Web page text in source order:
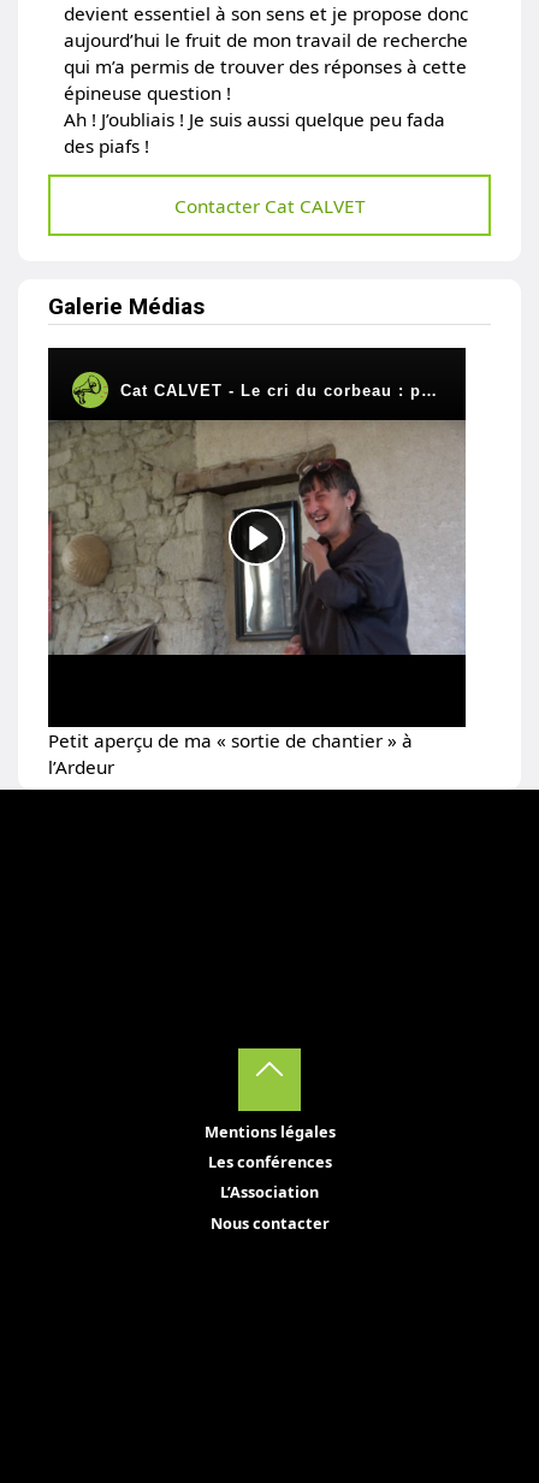
devient essentiel à son sens et je propose donc
aujourd’hui le fruit de mon travail de recherche
qui m’a permis de trouver des réponses à cette
épineuse question !
Ah ! J’oubliais ! Je suis aussi quelque peu fada
des piafs !
Contacter Cat CALVET
Galerie Médias
Petit aperçu de ma « sortie de chantier » à
l’Ardeur
Mentions légales
Les conférences
L’Association
Nous contacter
Back
to
Top